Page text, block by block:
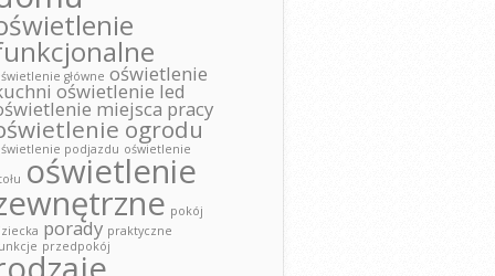
główne oświetlenie
oświetlenie led
miejsca pracy
ogrodu
podjazdu oświetlenie
oświetlenie
pokój
porady praktyczne
przedpokój